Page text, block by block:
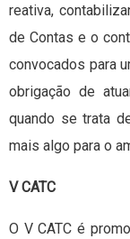
reativa,
de Contas e o
convocados para
obrigação de
quando se trata
mais algo para o
V CATC
O V CATC é